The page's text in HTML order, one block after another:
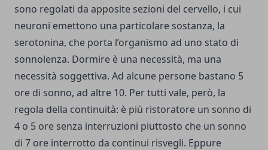
sono regolati da apposite sezioni del cervello, i cui
neuroni emettono una particolare sostanza, la
serotonina, che porta l’organismo ad uno stato di
sonnolenza. Dormire è una necessità, ma una
necessità soggettiva. Ad alcune persone bastano 5
ore di sonno, ad altre 10. Per tutti vale, però, la
regola della continuità: è più ristoratore un sonno di
4 o 5 ore senza interruzioni piuttosto che un sonno
di 7 ore interrotto da continui risvegli. Eppure